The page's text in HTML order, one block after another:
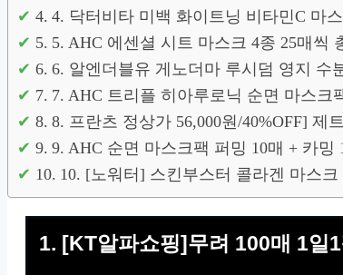
4. 닥터비타 미백 화이트닝 비타민C 마
5. AHC 에센셜 시트 마스크 4종 25매씩
6. 알엔더블유 게노더마 루시덤 영지 수
7. AHC 트리플 히아루로닉 순면 마스크
8. 프란츠 정상가 56,000원/40%OFF] 제
9. AHC 순면 마스크팩 퍼밍 10매 + 카밍
10. [노워터] 스킨부스터 콜라겐 마스크
1. [KT알파쇼핑]무려 100매 1일